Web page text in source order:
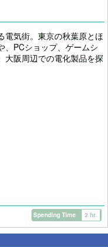
電気街。東京の秋葉原とほ
、PCショップ、ゲームシ
大阪周辺での電化製品を探
Spending Time 2 hr.